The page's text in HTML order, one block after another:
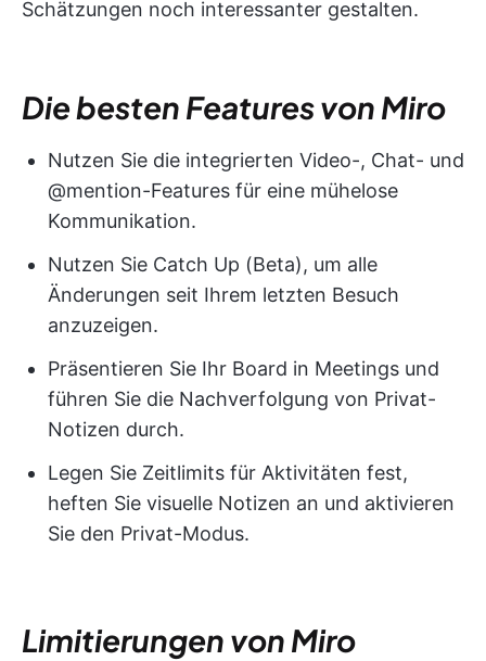
Schätzungen noch interessanter gestalten.
Die besten Features von Miro
Nutzen Sie die integrierten Video-, Chat- und
@mention-Features für eine mühelose
Kommunikation.
Nutzen Sie Catch Up (Beta), um alle
Änderungen seit Ihrem letzten Besuch
anzuzeigen.
Präsentieren Sie Ihr Board in Meetings und
führen Sie die Nachverfolgung von Privat-
Notizen durch.
Legen Sie Zeitlimits für Aktivitäten fest,
heften Sie visuelle Notizen an und aktivieren
Sie den Privat-Modus.
Limitierungen von Miro